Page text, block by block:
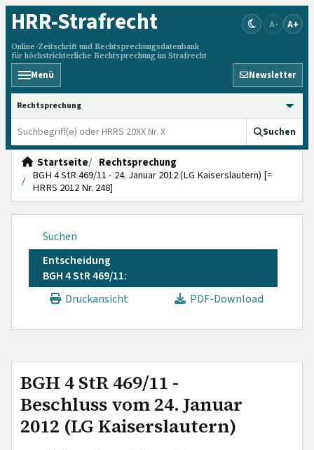
HRR-Strafrecht
Online-Zeitschrift und Rechtsprechungsdatenbank
für höchstrichterliche Rechtsprechung im Strafrecht
A- A+
Menü Newsletter
HRRS durchsuchen
Suchen
Startseite
Rechtsprechung
BGH 4 StR 469/11 - 24. Januar 2012 (LG Kaiserslautern) [=
HRRS 2012 Nr. 248]
Suchen
Entscheidung
BGH 4 StR 469/11:
Druckansicht
PDF-Download
BGH 4 StR 469/11 -
Beschluss vom 24. Januar
2012 (LG Kaiserslautern)